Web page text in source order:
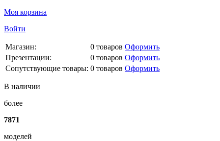
Моя корзина
Войти
Магазин: 0 товаров Оформить
Презентации:
0 товаров Оформить
Сопутствующие товары: 0 товаров Оформить
В наличии
более
7871
моделей